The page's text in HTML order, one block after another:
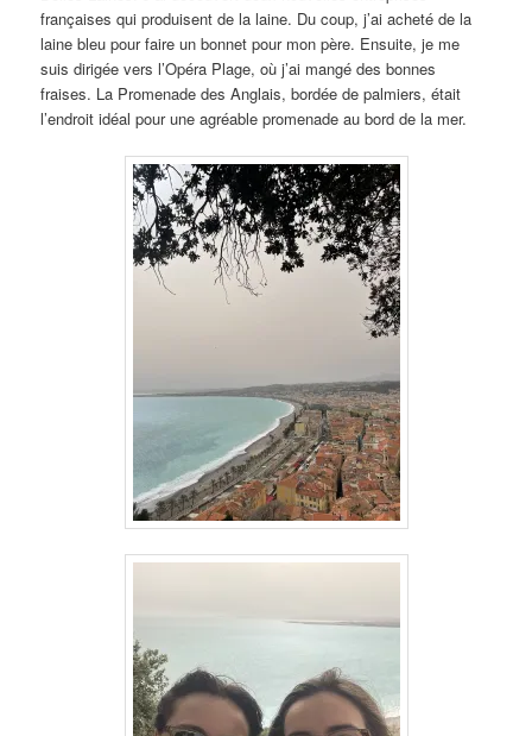
françaises qui produisent de la laine. Du coup, j’ai acheté de la
laine bleu pour faire un bonnet pour mon père. Ensuite, je me
suis dirigée vers l’Opéra Plage, où j’ai mangé des bonnes
fraises. La Promenade des Anglais, bordée de palmiers, était
l’endroit idéal pour une agréable promenade au bord de la mer.